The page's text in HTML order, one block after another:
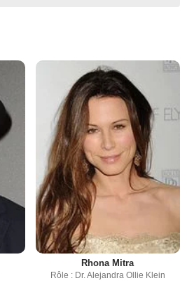
Rhona Mitra
Rôle : Dr. Alejandra Ollie Klein